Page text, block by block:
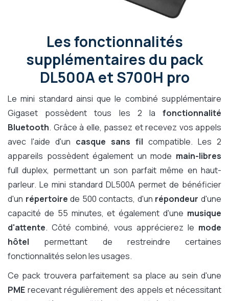
Les fonctionnalités
supplémentaires du pack
DL500A et S700H pro
Le mini standard ainsi que le combiné supplémentaire
Gigaset possèdent tous les 2 la fonctionnalité
Bluetooth. Grâce à elle, passez et recevez vos appels
avec l'aide d'un casque sans fil compatible. Les 2
appareils possèdent également un mode main-libres
full duplex, permettant un son parfait même en haut-
parleur. Le mini standard DL500A permet de bénéficier
d'un répertoire de 500 contacts, d'un répondeur d'une
capacité de 55 minutes, et également d'une musique
d'attente. Côté combiné, vous apprécierez le mode
hôtel permettant de restreindre certaines
fonctionnalités selon les usages.
Ce pack trouvera parfaitement sa place au sein d'une
PME recevant régulièrement des appels et nécessitant